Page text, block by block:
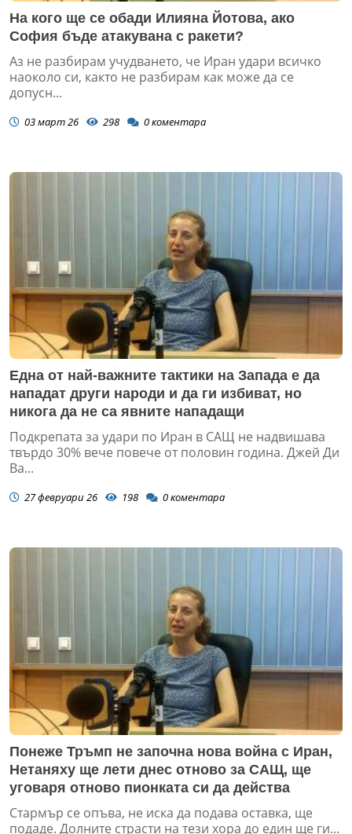
На кого ще се обади Илияна Йотова, ако
София бъде атакувана с ракети?
Аз не разбирам учудването, че Иран удари всичко
наоколо си, както не разбирам как може да се
допусн...
03 март 26 298 0коментара
Една от най-важните тактики на Запада е да
нападат други народи и да ги избиват, но
никога да не са явните нападащи
Подкрепата за удари по Иран в САЩ не надвишава
твърдо 30% вече повече от половин година. Джей Ди
Ва...
27 февруари 26 198 0коментара
Понеже Тръмп не започна нова война с Иран,
Нетаняху ще лети днес отново за САЩ, ще
уговаря отново пионката си да действа
Стармър се опъва, не иска да подава оставка, ще
подаде. Долните страсти на тези хора до един ще ги...